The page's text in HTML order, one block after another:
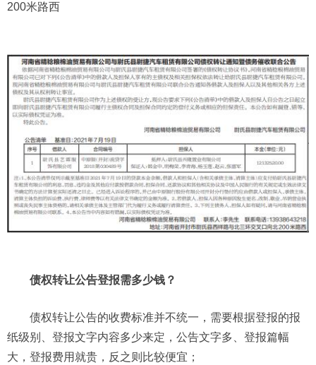
200米路西
债权转让公告登报需多少钱？
债权转让公告的收费标准并不统一，需要根据登报的报
纸级别、登报文字内容多少来定，公告文字多、登报篇幅
大，登报费用就贵，反之则比较便宜；